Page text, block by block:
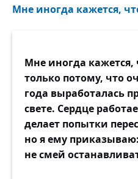
Мне иногда кажется,
Мне иногда
только потому, что
года выработалась
свете. Сердце
делает попытки
но я ему
не смей